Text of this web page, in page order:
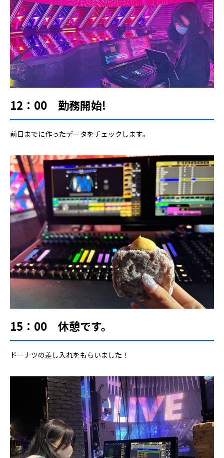
12：00 勤務開始!
前日までに作ったデータをチェックします。
15：00 休憩です。
ドーナツの差し入れをもらいました！